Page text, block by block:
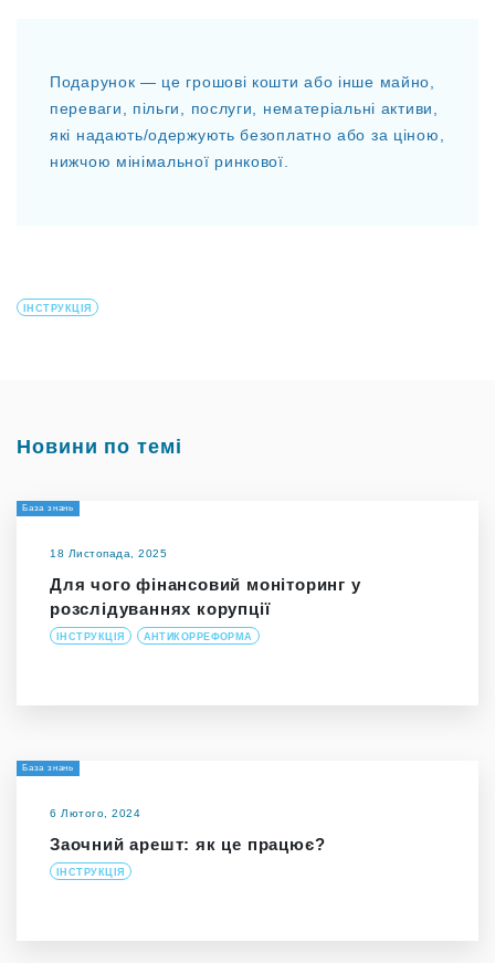
Подарунок — це грошові кошти або інше майно,
переваги, пільги, послуги, нематеріальні активи,
які надають/одержують безоплатно або за ціною,
нижчою мінімальної ринкової.
ІНСТРУКЦІЯ
Новини по темі
База знань
18 Листопада, 2025
Для чого фінансовий моніторинг у
розслідуваннях корупції
ІНСТРУКЦІЯ АНТИКОРРЕФОРМА
База знань
6 Лютого, 2024
Заочний арешт: як це працює?
ІНСТРУКЦІЯ